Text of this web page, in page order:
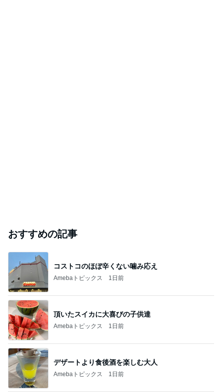
おすすめの記事
コストコのほぼ辛くない噛み応え
Amebaトピックス 1日前
頂いたスイカに大喜びの子供達
Amebaトピックス 1日前
デザートより食後酒を楽しむ大人
Amebaトピックス 1日前